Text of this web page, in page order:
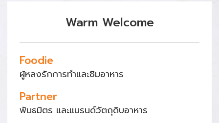
Warm Welcome
Foodie
ผู้หลงรักการทำและชิมอาหาร
Partner
พันธมิตร และแบรนด์วัตถุดิบอาหาร